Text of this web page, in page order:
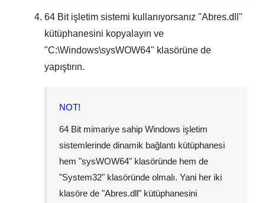
64 Bitişletim sistemi kullanıyorsanız "Abres.dll "
kütüphanesini kopyalayın ve
"C:\Windows\sysWOW64" klasörüne de
yapıştırın.
NOT!
64 Bit mimariye sahip Windows işletim
sistemlerinde dinamik bağlantı kütüphanesi
hem "sysWOW64" klasöründe hem de
"System32" klasöründe olmalı. Yani her iki
klasöre de "Abres.dll" kütüphanesini